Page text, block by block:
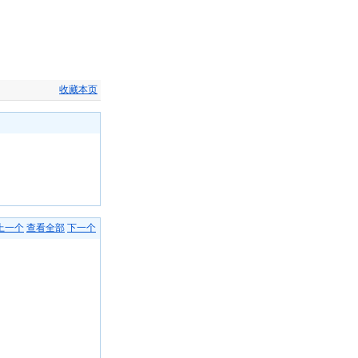
收藏本页
一个 查看全部 下一个